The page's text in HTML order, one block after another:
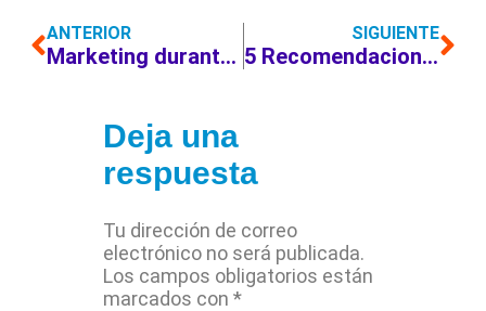
ANTERIOR
Marketing durante COVID-19: 4 Pautas esenciales de copywriting
SIGUIENTE
5 Recomendaciones para negocios contra el covid-19
Deja una
respuesta
Tu dirección de correo
electrónico no será publicada.
Los campos obligatorios están
marcados con *